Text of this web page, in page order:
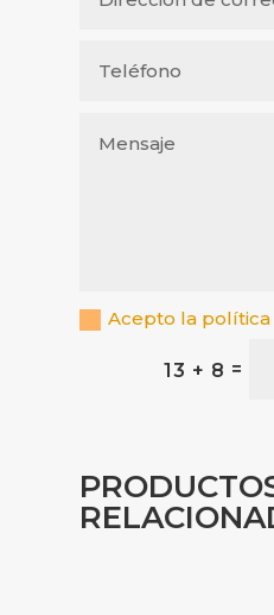
Acepto la
13 + 8 =